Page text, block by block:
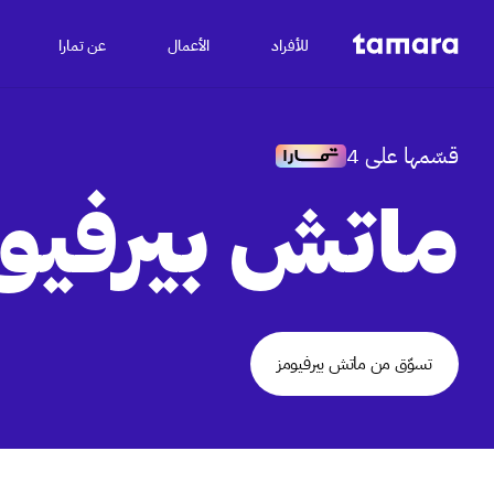
للأفراد الأعمال عن تمارا
قسّمها على 4
ماتش
تسوّق من ماتش بيرفيومز